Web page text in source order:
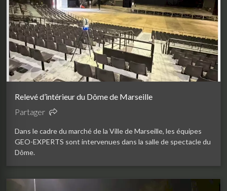
Relevé d’intérieur du Dôme de Marseille
Partager
Dans le cadre du marché de la Ville de Marseille, les équipes
GEO-EXPERTS sont intervenues dans la salle de spectacle du
Dôme.